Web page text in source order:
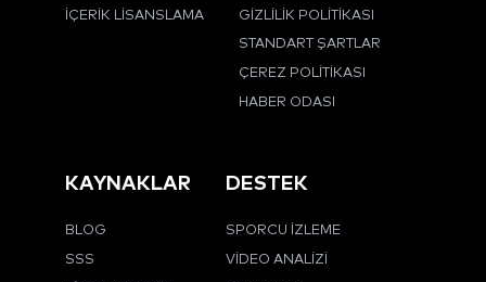
İÇERIK LISANSLAMA GIZLILIK POLITIKASI
STANDART ŞARTLAR
ÇEREZ POLITIKASI
HABER ODASI
KAYNAKLAR
BLOG
SSS
DESTEK
SPORCU İZLEME
VIDEO ANALIZI